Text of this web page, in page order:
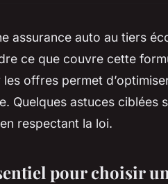
assurance auto au tiers
ce que couvre cette
les offres permet
Quelques astuces
respectant la loi.
pour choisir